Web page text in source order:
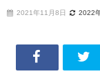
2021年11月8日 2022